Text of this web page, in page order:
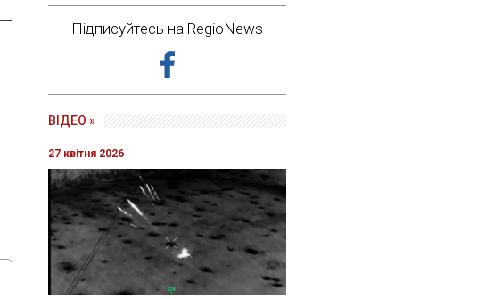
Підписуйтесь на RegioNews
ВІДЕО »
27 квітня 2026